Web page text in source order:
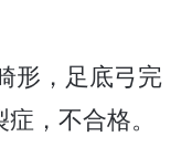
形，足底弓完
，不合格。